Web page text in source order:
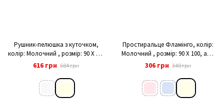
Рушник-пелюшка з куточком,
колір: Молочний , розмір: 90 X 90,
арт. 616-212
616 грн 684 грн
Простиральце Фламінго, колір:
Молочний , розмір: 90 X 100, арт.
421-132
306 грн 340 грн